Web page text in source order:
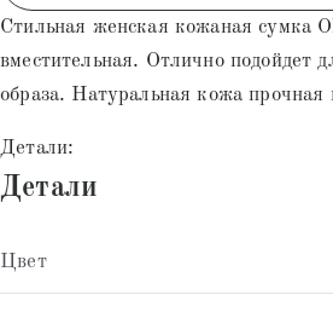
Стильная женская кожаная сумка
вместительная. Отлично подойдет
образа. Натуральная кожа прочная
Детали:
Детали
Цвет